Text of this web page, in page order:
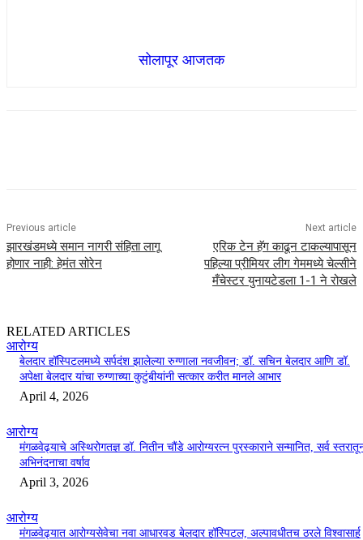
सोलापूर आजतक
Previous article
झारखंडमध्ये समान नागरी संहिता लागू
होणार नाही: हेमंत सोरेन
Next article
एरिक टेन हॅग काढून टाकल्यापासून
पहिल्या प्रीमियर लीग गेममध्ये चेल्सीने
मँचेस्टर युनायटेडला 1-1 ने रोखले
RELATED ARTICLES
आरोग्य
बेलदार हॉस्पिटलमध्ये सर्पदंश झालेल्या रुग्णाला नवजीवन; डॉ. सचिन बेलदार आणि डॉ.
अपेक्षा बेलदार यांचा रुग्णाच्या कुटुंबीयांनी सत्कार करीत मानले आभार
April 4, 2026
आरोग्य
मंगळवेढ्याचे अस्थिरोगतज्ञ डॉ. नितीन चौंडे आरोग्यरत्न पुरस्काराने सन्मानित, सर्व
अभिनंदनाचा वर्षाव
April 3, 2026
आरोग्य
मंगळवेढ्यात आरोग्यसेवेचा नवा आधारवड बेलदार हॉस्पिटल, अल्पावधीतच ठरले विश्वासार्ह